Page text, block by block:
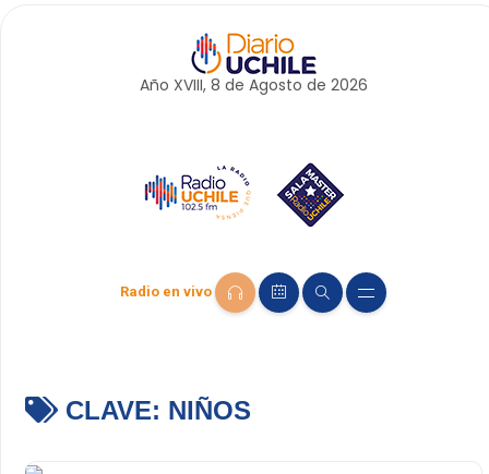
Año XVIII, 8 de Agosto de 2026
Radio en vivo
CLAVE: NIÑOS